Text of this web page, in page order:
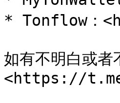
* Tonflow：
如有不明白或者